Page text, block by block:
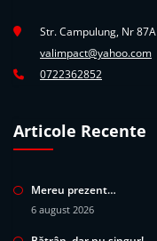
Str. Campulung, Nr 87A
valimpact@yahoo.com
0722362852
Articole Recente
Mereu prezent…
6 august 2026